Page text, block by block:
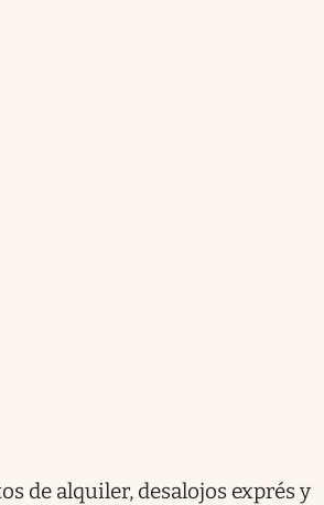
de alquiler, desalojos exprés y